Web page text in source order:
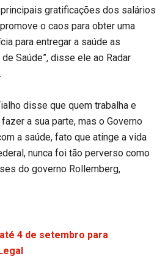
gratificações dos salários
o caos para obter uma
para entregar a saúde as
Saúde”, disse ele ao Radar
disse que quem trabalha e
a sua parte, mas o Governo
a saúde, fato que atinge a vida
nunca foi tão perverso como
do governo Rollemberg,
4 de setembro para